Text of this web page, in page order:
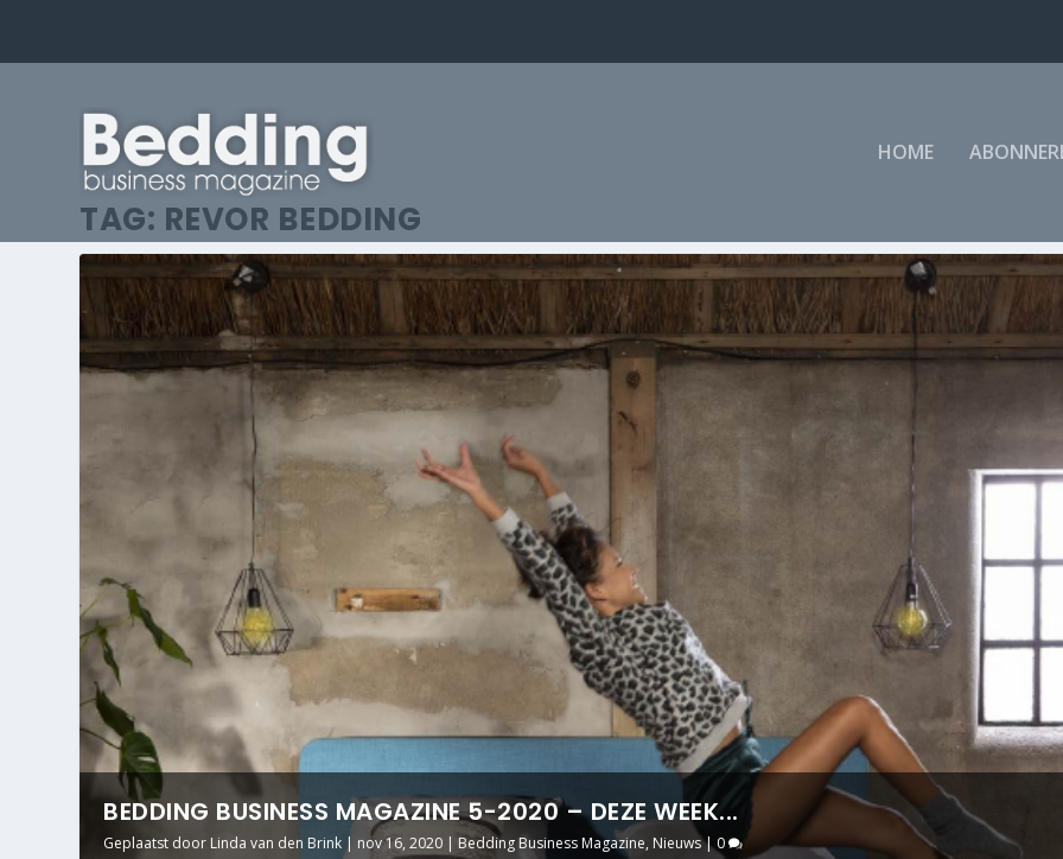
HOME
TAG: REVOR BEDDING
BEDDING BUSINESS MAGAZINE 5-2020 – DEZE WEEK...
Geplaatst door Linda van den Brink | nov 16, 2020 |Bedding Business Magazine, Nieuws| 0